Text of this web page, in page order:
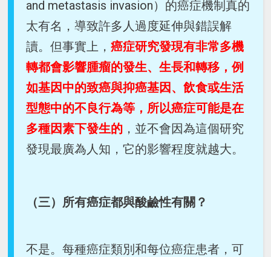
and metastasis invasion）的癌症機制真的
太有名，導致許多人過度延伸與錯誤解
讀。但事實上，癌症研究發現有非常多機
轉都會影響腫瘤的發生、生長和轉移，例
如基因中的致癌與抑癌基因、飲食或生活
型態中的不良行為等，所以癌症可能是在
多種因素下發生的 ，並不會因為這個研究
發現最廣為人知，它的影響程度就越大。
（三）所有癌症都與酸鹼性有關？
不是。每種癌症類別和每位癌症患者，可